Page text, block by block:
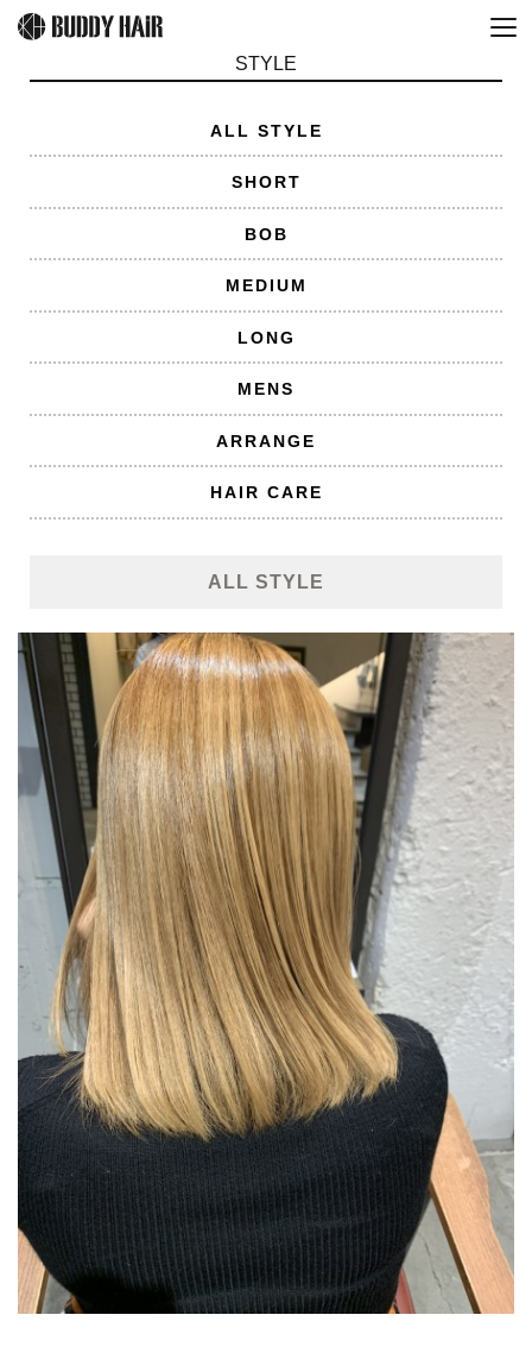
STYLE
ALL STYLE
SHORT
BOB
MEDIUM
LONG
MENS
ARRANGE
HAIR CARE
ALL STYLE